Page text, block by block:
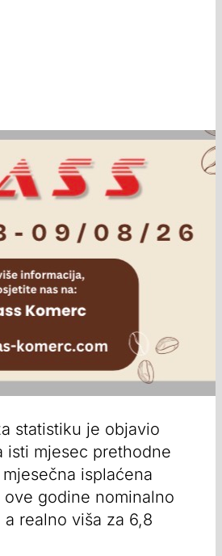
statistiku je objavio
isti mjesec prethodne
isplaćena
godine nominalno
realno viša za 6,8